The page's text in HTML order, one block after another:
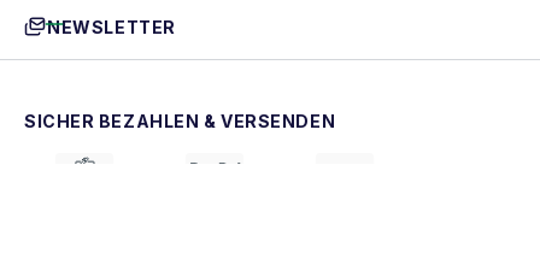
NEWSLETTER
SICHER BEZAHLEN & VERSENDEN